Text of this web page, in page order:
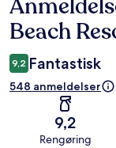
Beach
9,2 Fantastisk
548 anmeldelser
9,2
Rengøring